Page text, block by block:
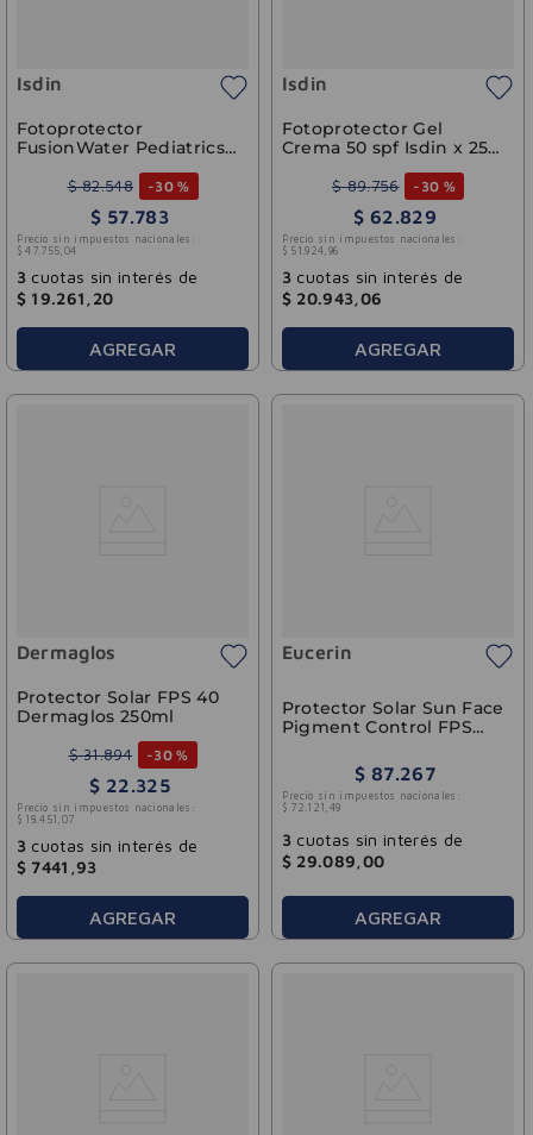
Isdin
Fotoprotector
FusionWater Pediatrics
$ 82.548 -30 %
$ 57.783
Precio sin impuestos nacionales:
$ 47 755 04
3 cuotas sin interés de
$ 19.261 20
AGREGAR
Isdin
Fotoprotector Gel
Crema 50 spf Isdin x 250
$ 89.756 - 30 %
$ 62.829
Precio sin impuestos nacionales:
$ 51 .924 96
3 cuotas sin interés de
$ 20.943 06
AGREGAR
Dermaglos
Protector Solar FPS 40
Dermaglos 250ml
$ 31.894 -30 %
$ 22 325
Precio sin impuestos nacionales:
$ 18 .451 07
3 cuotas sin interés de
$ 7441 ,93
AGREGAR
Eucerin
Protector Solar Sun Face
Pigment Control FPS
$ 87.267
Precio sin impuestos nacionales:
$ 72 .121 , 49
3 cuotas sin interés de
$ 29.089 00
AGREGAR